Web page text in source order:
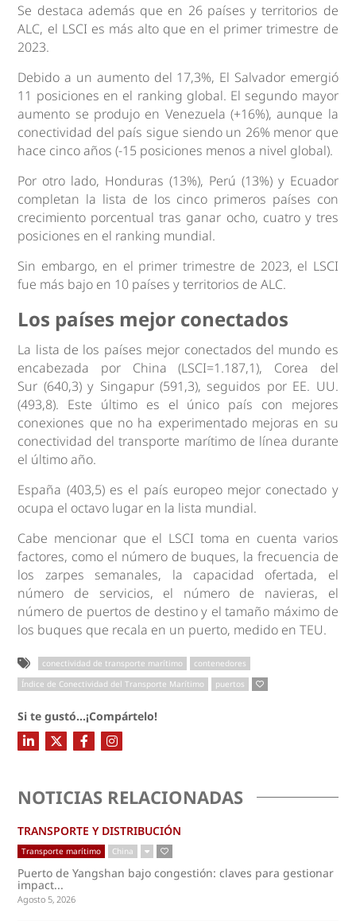
Se destaca además que en 26 países y territorios de
ALC, el LSCI es más alto que en el primer trimestre de
2023.
Debido a un aumento del 17,3%, El Salvador emergió
11 posiciones en el ranking global. El segundo mayor
aumento se produjo en Venezuela (+16%), aunque la
conectividad del país sigue siendo un 26% menor que
hace cinco años (-15 posiciones menos a nivel global).
Por otro lado, Honduras (13%), Perú (13%) y Ecuador
completan la lista de los cinco primeros países con
crecimiento porcentual tras ganar ocho, cuatro y tres
posiciones en el ranking mundial.
Sin embargo, en el primer trimestre de 2023, el LSCI
fue más bajo en 10 países y territorios de ALC.
Los países mejor conectados
La lista de los países mejor conectados del mundo es
encabezada por China (LSCI=1.187,1), Corea del
Sur (640,3) y Singapur (591,3), seguidos por EE. UU.
(493,8). Este último es el único país con mejores
conexiones que no ha experimentado mejoras en su
conectividad del transporte marítimo de línea durante
el último año.
España (403,5) es el país europeo mejor conectado y
ocupa el octavo lugar en la lista mundial.
Cabe mencionar que el LSCI toma en cuenta varios
factores, como el número de buques, la frecuencia de
los zarpes semanales, la capacidad ofertada, el
número de servicios, el número de navieras, el
número de puertos de destino y el tamaño máximo de
los buques que recala en un puerto, medido en TEU.
conectividad de transporte marítimo
contenedores
Índice de Conectividad del Transporte Marítimo
puertos
Si te gustó...¡Compártelo!
NOTICIAS RELACIONADAS
TRANSPORTE Y DISTRIBUCIÓN
Transporte marítimo China
Puerto de Yangshan bajo congestión: claves para gestionar
impact...
Agosto 5, 2026